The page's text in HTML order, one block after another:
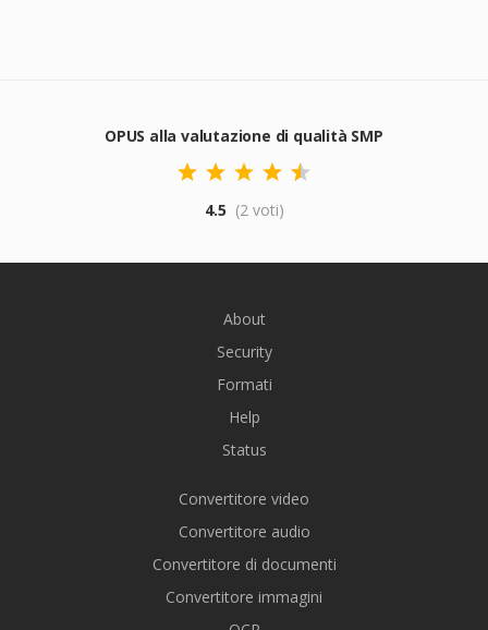
OPUS alla valutazione di qualità SMP
4.5 (2 voti)
About
Security
Formati
Help
Status
Convertitore video
Convertitore audio
Convertitore di documenti
Convertitore immagini